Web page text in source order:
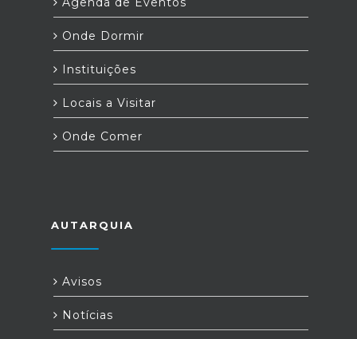
Onde Dormir
Instituições
Locais a Visitar
Onde Comer
AUTARQUIA
Avisos
Notícias